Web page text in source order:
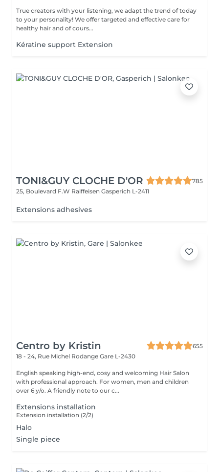
True creators with your listening, we adapt the trend of today
to your personality! We offer targeted and effective care for
healthy hair and of cours...
Kératine support Extension
TONI&GUY CLOCHE D'OR
785
25, Boulevard F.W Raiffeisen Gasperich L-2411
Extensions adhesives
Centro by Kristin
655
18 - 24, Rue Michel Rodange Gare L-2430
English speaking high-end, cosy and welcoming Hair Salon
with professional approach. For women, men and children
over 6 y/o. A friendly note to our c...
Extensions installation
Extension installation (2/2)
Halo
Single piece